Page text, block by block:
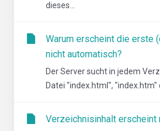
dieses...
Warum erscheint die erste
nicht automatisch?
Der Server sucht in jedem
Datei "index.html", "index.htm"
Verzeichnisinhalt erscheint